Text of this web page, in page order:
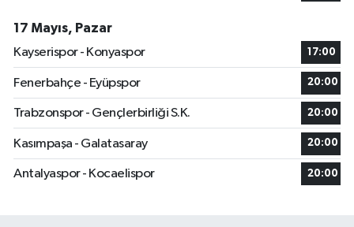
17 Mayıs, Pazar
Kayserispor - Konyaspor
17:00
Fenerbahçe - Eyüpspor 20:00
Trabzonspor - Gençlerbirliği S.K. 20:00
Kasımpaşa - Galatasaray 20:00
Antalyaspor - Kocaelispor 20:00